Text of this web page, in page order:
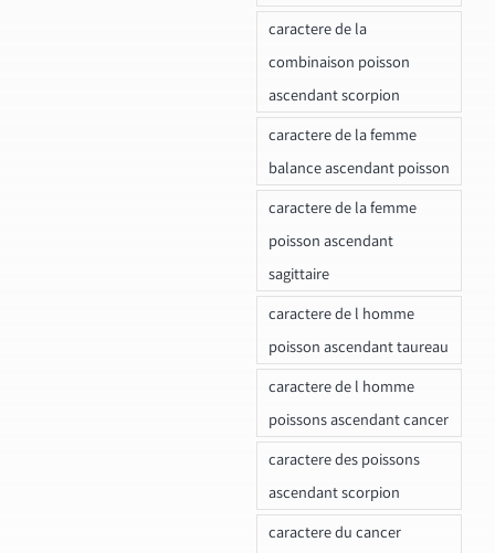
caractere de la
combinaison poisson
ascendant scorpion
caractere de la femme
balance ascendant poisson
caractere de la femme
poisson ascendant
sagittaire
caractere de l homme
poisson ascendant taureau
caractere de l homme
poissons ascendant cancer
caractere des poissons
ascendant scorpion
caractere du cancer